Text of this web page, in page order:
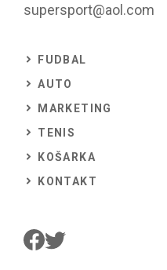
supersport@aol.com
FUDBAL
AUTO
MARKETING
TENIS
KOŠARKA
KONTAKT